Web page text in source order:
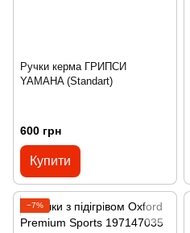
Ручки керма ГРИПСИ
YAMAHA (Standart)
600 грн
Купити
−7%